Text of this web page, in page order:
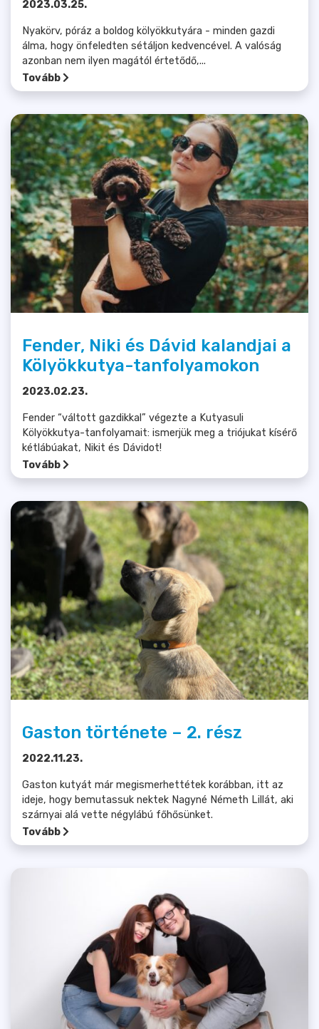
2023.03.25.
Nyakörv, póráz a boldog kölyökkutyára - minden gazdi
álma, hogy önfeledten sétáljon kedvencével. A valóság
azonban nem ilyen magától értetődő,...
Tovább
Fender, Niki és Dávid kalandjai a
Kölyökkutya-tanfolyamokon
2023.02.23.
Fender “váltott gazdikkal” végezte a Kutyasuli
Kölyökkutya-tanfolyamait: ismerjük meg a triójukat kísérő
kétlábúakat, Nikit és Dávidot!
Tovább
Gaston története – 2. rész
2022.11.23.
Gaston kutyát már megismerhettétek korábban, itt az
ideje, hogy bemutassuk nektek Nagyné Németh Lillát, aki
szárnyai alá vette négylábú főhősünket.
Tovább